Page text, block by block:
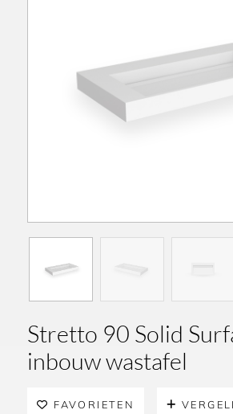
Stretto 90 Solid
inbouw wastafel
FAVORIETEN